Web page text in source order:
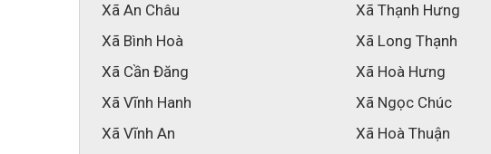
Xã An Châu
Xã Bình Hoà
Xã Cần Đăng
Xã Vĩnh Hanh
Xã Vĩnh An
Xã Thạnh Hưng
Xã Long Thạnh
Xã Hoà Hưng
Xã Ngọc Chúc
Xã Hoà Thuận